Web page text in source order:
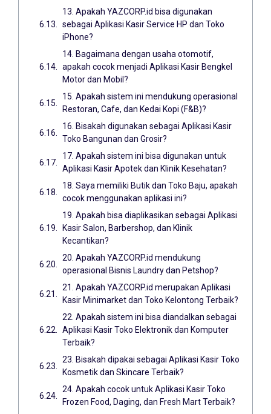
13. Apakah YAZCORP.id bisa digunakan
sebagai Aplikasi Kasir Service HP dan Toko
iPhone?
14. Bagaimana dengan usaha otomotif,
apakah cocok menjadi Aplikasi Kasir Bengkel
Motor dan Mobil?
15. Apakah sistem ini mendukung operasional
Restoran, Cafe, dan Kedai Kopi (F&B)?
16. Bisakah digunakan sebagai Aplikasi Kasir
Toko Bangunan dan Grosir?
17. Apakah sistem ini bisa digunakan untuk
Aplikasi Kasir Apotek dan Klinik Kesehatan?
18. Saya memiliki Butik dan Toko Baju, apakah
cocok menggunakan aplikasi ini?
19. Apakah bisa diaplikasikan sebagai Aplikasi
Kasir Salon, Barbershop, dan Klinik
Kecantikan?
20. Apakah YAZCORP.id mendukung
operasional Bisnis Laundry dan Petshop?
21. Apakah YAZCORP.id merupakan Aplikasi
Kasir Minimarket dan Toko Kelontong Terbaik?
22. Apakah sistem ini bisa diandalkan sebagai
Aplikasi Kasir Toko Elektronik dan Komputer
Terbaik?
23. Bisakah dipakai sebagai Aplikasi Kasir Toko
Kosmetik dan Skincare Terbaik?
24. Apakah cocok untuk Aplikasi Kasir Toko
Frozen Food, Daging, dan Fresh Mart Terbaik?